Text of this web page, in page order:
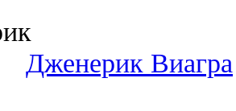
Дженерик Виагра